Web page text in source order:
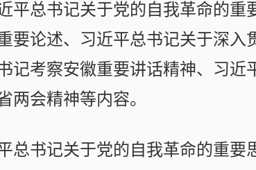
平总书记关于党的自我革命的
要论述、习近平总书记关于深
记考察安徽重要讲话精神、习
两会精神等内容。
总书记关于党的自我革命的重要